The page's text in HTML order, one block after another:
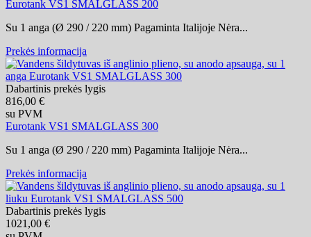
Eurotank VS1 SMALGLASS 200
Su 1 anga (Ø 290 / 220 mm) Pagaminta Italijoje Nėra...
Prekės informacija
Dabartinis prekės lygis
816,00 €
su PVM
Eurotank VS1 SMALGLASS 300
Su 1 anga (Ø 290 / 220 mm) Pagaminta Italijoje Nėra...
Prekės informacija
Dabartinis prekės lygis
1021,00 €